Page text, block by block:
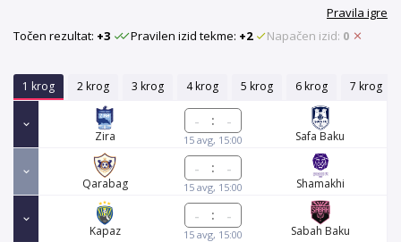
Pravila igre
Točen rezultat: +3 Pravilen izid tekme: +2 Napačen izid: 0
1 krog 2 krog 3 krog 4 krog 5 krog 6 krog 7 krog
Zira
:
15 avg, 15:00 Safa Baku
Qarabag
:
15 avg, 15:00 Shamakhi
Kapaz
:
15 avg, 15:00 Sabah Baku